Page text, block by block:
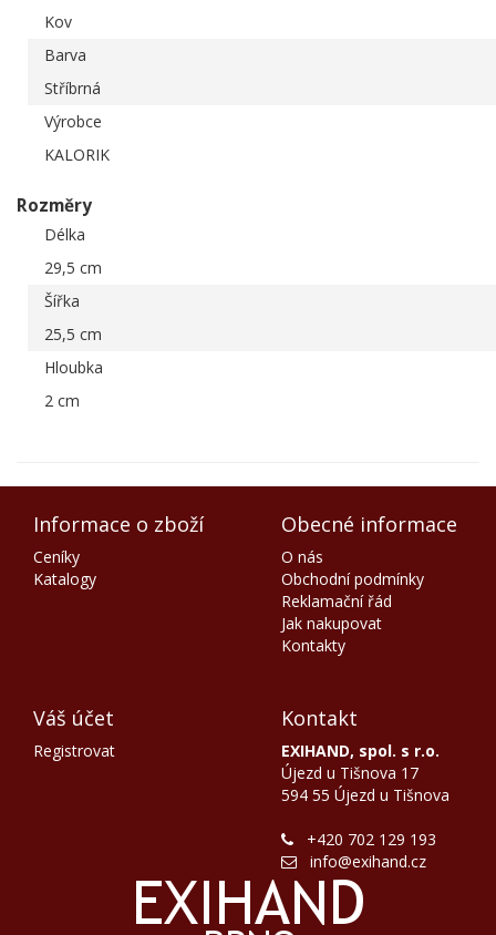
Kov
Barva
Stříbrná
Výrobce
KALORIK
Rozměry
Délka
29,5 cm
Šířka
25,5 cm
Hloubka
2 cm
Informace o zboží
Ceníky
Katalogy
Obecné informace
O nás
Obchodní podmínky
Reklamační řád
Jak nakupovat
Kontakty
Váš účet
Registrovat
Kontakt
EXIHAND, spol. s r.o.
Újezd u Tišnova 17
594 55 Újezd u Tišnova
+420 702 129 193
info@exihand.cz